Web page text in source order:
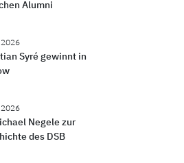
Alumni
Syré gewinnt in
Negele zur
des DSB